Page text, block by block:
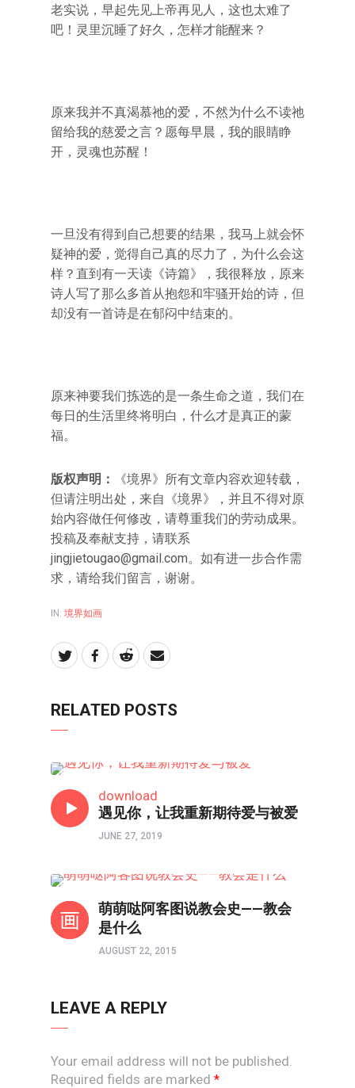
老实说，早起先见上帝再见人，这也太难了
吧！灵里沉睡了好久，怎样才能醒来？
原来我并不真渴慕祂的爱，不然为什么不读祂
留给我的慈爱之言？愿每早晨，我的眼睛睁
开，灵魂也苏醒！
一旦没有得到自己想要的结果，我马上就会怀
疑神的爱，觉得自己真的尽力了，为什么会这
样？直到有一天读《诗篇》，我很释放，原来
诗人写了那么多首从抱怨和牢骚开始的诗，但
却没有一首诗是在郁闷中结束的。
原来神要我们拣选的是一条生命之道，我们在
每日的生活里终将明白，什么才是真正的蒙
福。
版权声明：
《境界》所有文章内容欢迎转载，
但请注明出处，来自《境界》，并且不得对原
始内容做任何修改，请尊重我们的劳动成果。
投稿及奉献支持，请联系
jingjietougao@gmail.com。如有进一步合作需
求，请给我们留言，谢谢。
IN: 境界如画
RELATED POSTS
download
遇见你，让我重新期待爱与被爱
JUNE 27, 2019
萌萌哒阿客图说教会史——教会
是什么
AUGUST 22, 2015
LEAVE A REPLY
Your email address will not be published.
Required fields are marked *